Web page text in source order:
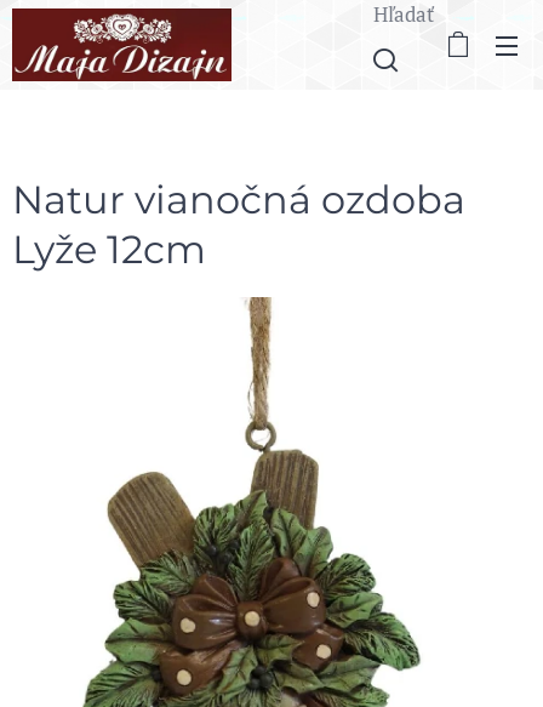
Hľadať
Natur vianočná ozdoba
Lyže 12cm